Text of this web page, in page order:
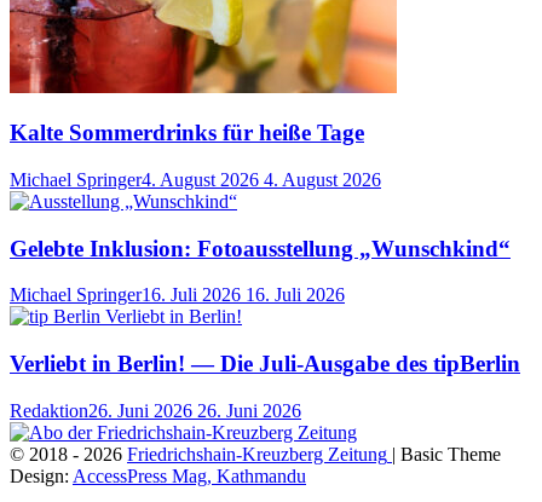
Kalte Sommerdrinks für heiße Tage
Michael Springer4. August 2026 4. August 2026
Gelebte Inklusion: Fotoausstellung „Wunschkind“
Michael Springer16. Juli 2026 16. Juli 2026
Verliebt in Berlin! — Die Juli-Ausgabe des tipBerlin
Redaktion26. Juni 2026 26. Juni 2026
© 2018 - 2026 Friedrichshain-Kreuzberg Zeitung | Basic Theme
Design: AccessPress Mag, Kathmandu